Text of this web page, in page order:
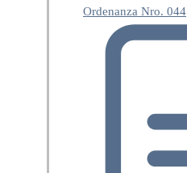
Ordenanza Nro. 044